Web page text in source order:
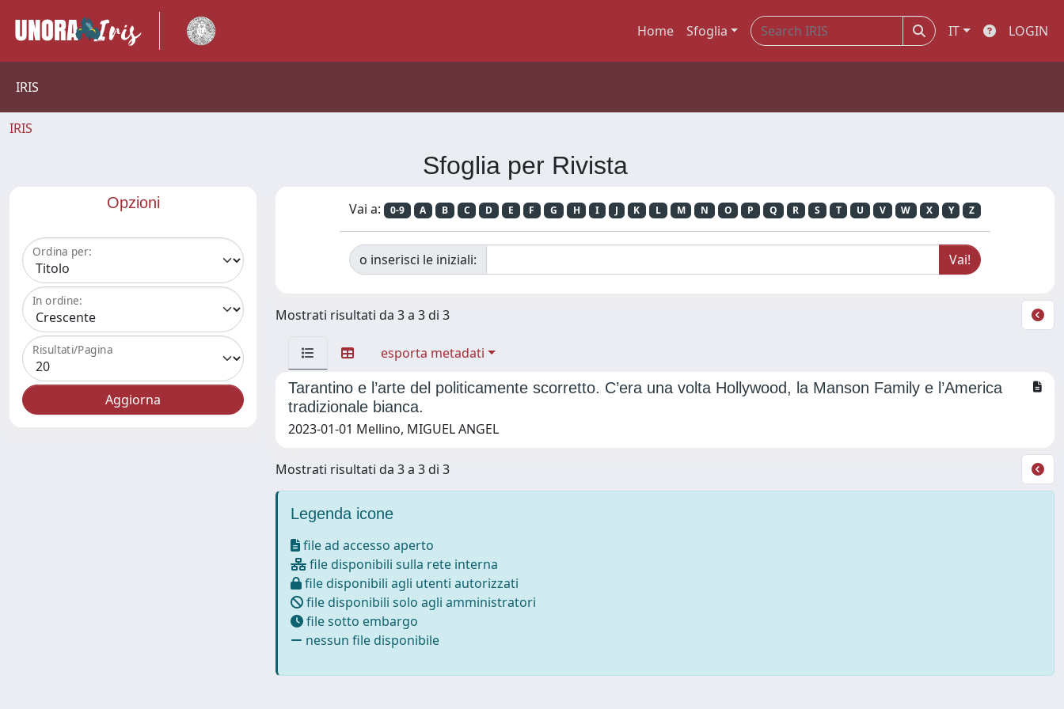
Home Sfoglia IT LOGIN
IRIS
IRIS
Sfoglia per Rivista
Opzioni
Ordina per:
In ordine:
Risultati/Pagina
Vai a: 0-9 A B C D E F G H I J K L M N O P Q R S T U V W X Y Z
o inserisci le iniziali:
Mostrati risultati da 3 a 3 di 3
esporta metadati
Tarantino e l’arte del politicamente scorretto. C’era una volta Hollywood, la Manson Family e l’America
tradizionale bianca.
2023-01-01 Mellino, MIGUEL ANGEL
Mostrati risultati da 3 a 3 di 3
Legenda icone
file ad accesso aperto
file disponibili sulla rete interna
file disponibili agli utenti autorizzati
file disponibili solo agli amministratori
file sotto embargo
nessun file disponibile